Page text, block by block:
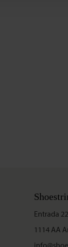
Entrada
1114 AA